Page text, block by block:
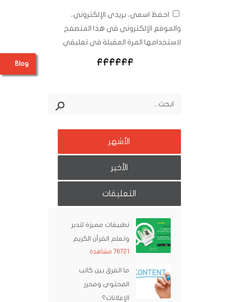
احفظ اسمي، بريدي الإلكتروني،
والموقع الإلكتروني في هذا المتصفح
لاستخدامها المرة المقبلة في تعليقي.
الأشهر
الأخير
التعليقات
تطبيقات مميزة لتدبر
وتعلم القرآن الكريم
76721 مشاهدة
ما الفرق بين كاتب
المحتوى ومحرر
الإعلانات؟
Blog